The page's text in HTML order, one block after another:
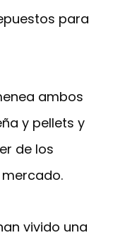
para
ambos
y pellets y
de los
vivido una